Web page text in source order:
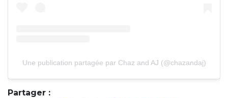
Une publication partagée par Chaz and AJ (@chazandaj)
Partager :